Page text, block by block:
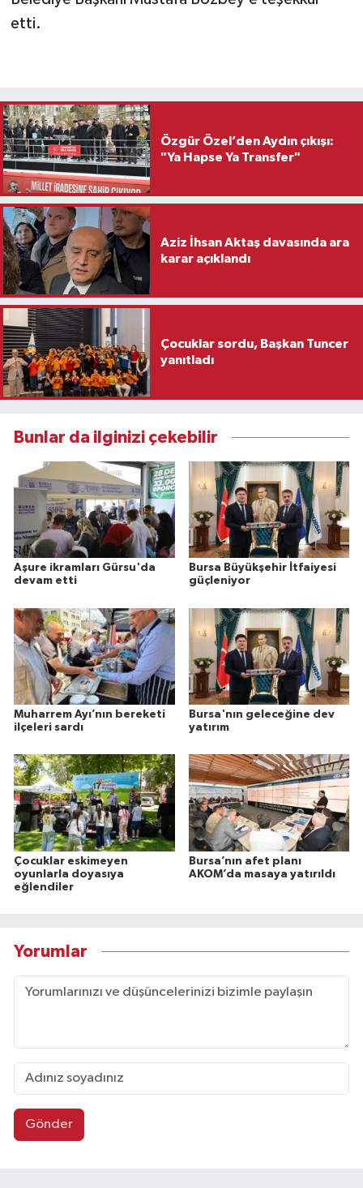
etti.
Özgür Özel’den Aydın çıkışı:
"Ya Hapse Ya Transfer"
Aziz İhsan Aktaş davasında ara
karar açıklandı
Çocuklar sordu, Başkan Tuncer
yanıtladı
Bunlar da ilginizi çekebilir
Aşure ikramları Gürsu'da
devam etti
Bursa Büyükşehir İtfaiyesi
güçleniyor
Muharrem Ayı’nın bereketi
ilçeleri sardı
Bursa'nın geleceğine dev
yatırım
Çocuklar eskimeyen
oyunlarla doyasıya
eğlendiler
Bursa’nın afet planı
AKOM’da masaya yatırıldı
Yorumlar
Gönder